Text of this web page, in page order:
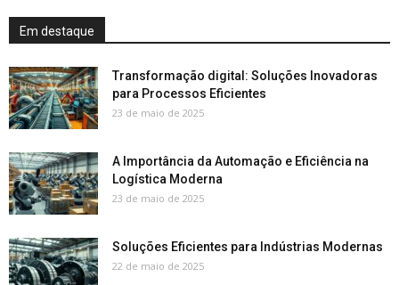
Em destaque
Transformação digital: Soluções Inovadoras
para Processos Eficientes
23 de maio de 2025
A Importância da Automação e Eficiência na
Logística Moderna
23 de maio de 2025
Soluções Eficientes para Indústrias Modernas
22 de maio de 2025